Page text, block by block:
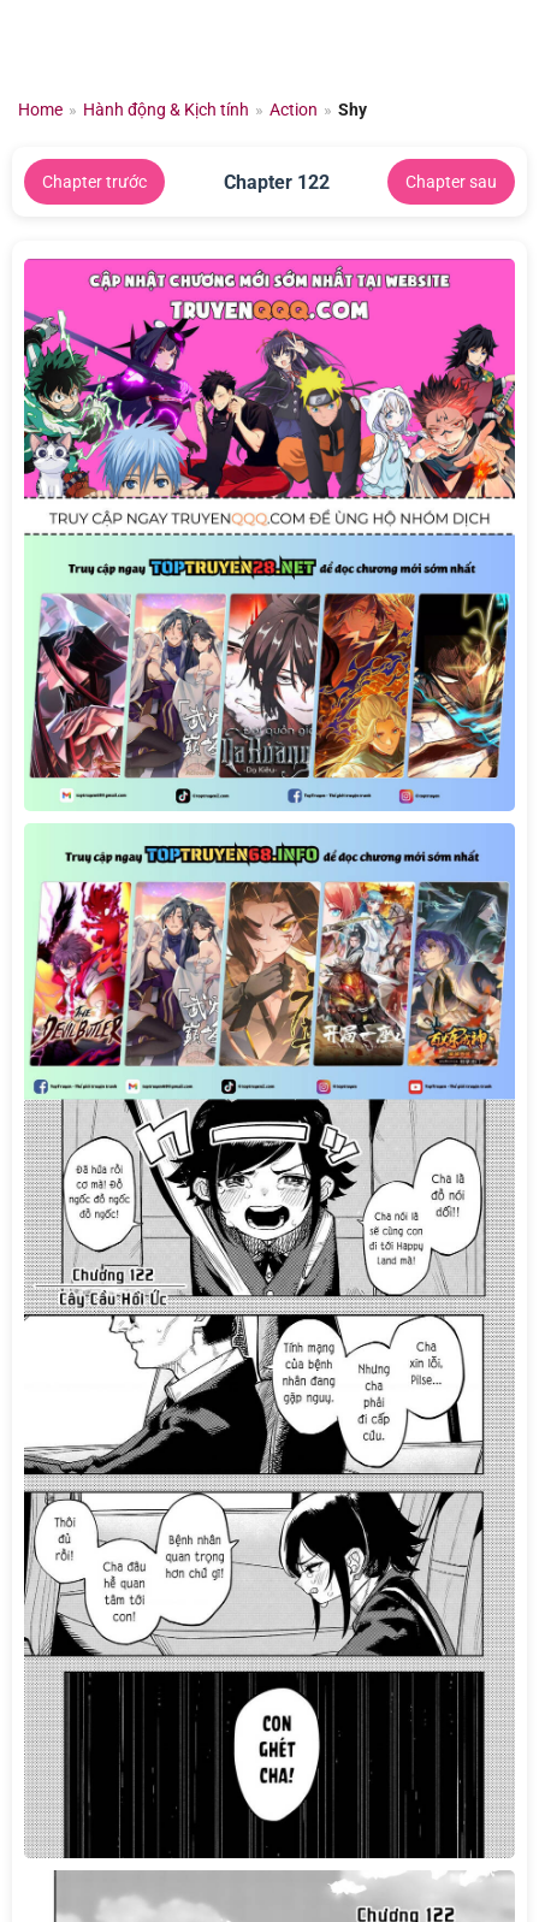
dungHome » Hành động & Kịch tính » Action » Shy
Chapter trước Chapter 122 Chapter sau